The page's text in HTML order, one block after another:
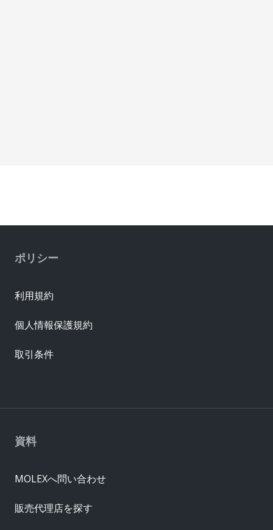
資料
MOLEXへ問い合わせ
販売代理店を探す
ポリシー
利用規約
個人情報保護規約
取引条件